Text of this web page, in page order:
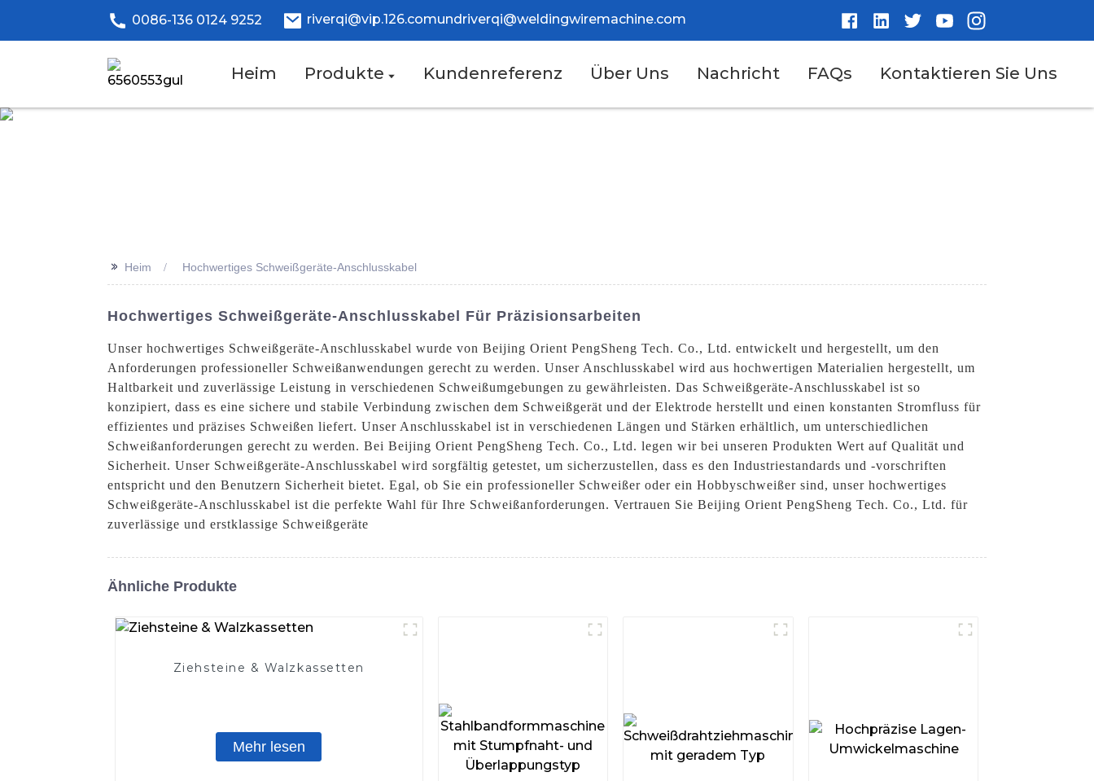
0086-136 0124 9252 riverqi@vip.126.comund riverqi@weldingwiremachine.com
Heim Produkte Kundenreferenz Über Uns Nachricht FAQs Kontaktieren Sie Uns
>> Heim Hochwertiges Schweißgeräte-Anschlusskabel
Hochwertiges Schweißgeräte-Anschlusskabel Für Präzisionsarbeiten
Unser hochwertiges Schweißgeräte-Anschlusskabel wurde von Beijing Orient PengSheng Tech. Co., Ltd. entwickelt und hergestellt, um den
Anforderungen professioneller Schweißanwendungen gerecht zu werden. Unser Anschlusskabel wird aus hochwertigen Materialien hergestellt, um
Haltbarkeit und zuverlässige Leistung in verschiedenen Schweißumgebungen zu gewährleisten. Das Schweißgeräte-Anschlusskabel ist so
konzipiert, dass es eine sichere und stabile Verbindung zwischen dem Schweißgerät und der Elektrode herstellt und einen konstanten Stromfluss für
effizientes und präzises Schweißen liefert. Unser Anschlusskabel ist in verschiedenen Längen und Stärken erhältlich, um unterschiedlichen
Schweißanforderungen gerecht zu werden. Bei Beijing Orient PengSheng Tech. Co., Ltd. legen wir bei unseren Produkten Wert auf Qualität und
Sicherheit. Unser Schweißgeräte-Anschlusskabel wird sorgfältig getestet, um sicherzustellen, dass es den Industriestandards und -vorschriften
entspricht und den Benutzern Sicherheit bietet. Egal, ob Sie ein professioneller Schweißer oder ein Hobbyschweißer sind, unser hochwertiges
Schweißgeräte-Anschlusskabel ist die perfekte Wahl für Ihre Schweißanforderungen. Vertrauen Sie Beijing Orient PengSheng Tech. Co., Ltd. für
zuverlässige und erstklassige Schweißgeräte
Ähnliche Produkte
Ziehsteine ​​& Walzkassetten
Mehr lesen